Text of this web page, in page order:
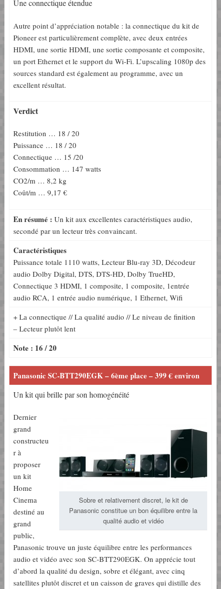
Une connectique étendue
Autre point d’appréciation notable : la connectique du kit de
Pioneer est particulièrement complète, avec deux entrées
HDMI, une sortie HDMI, une sortie composante et composite,
un port Ethernet et le support du Wi-Fi. L’upscaling 1080p des
sources standard est également au programme, avec un
excellent résultat.
Verdict
Restitution … 18 / 20
Puissance … 18 / 20
Connectique … 15 /20
Consommation … 147 watts
CO2/m … 8,2 kg
Coût/m … 9,17 €
En résumé : Un kit aux excellentes caractéristiques audio,
secondé par un lecteur très convaincant.
Caractéristiques
Puissance totale 1110 watts, Lecteur Blu-ray 3D, Décodeur
audio Dolby Digital, DTS, DTS-HD, Dolby TrueHD,
Connectique 3 HDMI, 1 composite, 1 composite, 1entrée
audio RCA, 1 entrée audio numérique, 1 Ethernet, Wifi
+ La connectique // La qualité audio // Le niveau de finition
– Lecteur plutôt lent
Note : 16 / 20
Panasonic SC-BTT290EGK – 6ème place – 399 € environ
Un kit qui brille par son homogénéité
Sobre et relativement discret, le kit de
Panasonic constitue un bon équilibre entre la
qualité audio et vidéo
Dernier
grand
constructeu
r à
proposer
un kit
Home
Cinema
destiné au
grand
public,
Panasonic trouve un juste équilibre entre les performances
audio et vidéo avec son SC-BTT290EGK. On apprécie tout
d’abord la qualité du design, sobre et élégant, avec cinq
satellites plutôt discret et un caisson de graves qui distille des